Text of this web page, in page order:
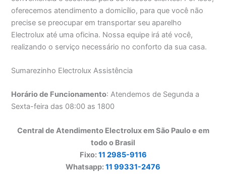
oferecemos atendimento a domicílio, para que você não
precise se preocupar em transportar seu aparelho
Electrolux até uma oficina. Nossa equipe irá até você,
realizando o serviço necessário no conforto da sua casa.
Sumarezinho Electrolux Assistência
Horário de Funcionamento: Atendemos de Segunda a
Sexta-feira das 08:00 as 1800
Central de Atendimento Electrolux em São Paulo e em
todo o Brasil
Fixo:11 2985-9116
Whatsapp:11 99331-2476